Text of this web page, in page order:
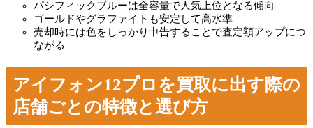
パシフィックブルーは全容量で人気上位となる傾向
ゴールドやグラファイトも安定して高水準
売却時には色をしっかり申告することで査定額アップにつ
ながる
アイフォン12プロを買取に出す際の
店舗ごとの特徴と選び方